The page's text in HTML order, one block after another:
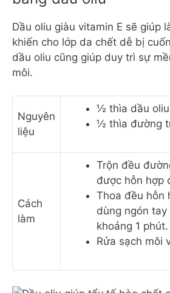
Dầu oliu giàu vitamin E sẽ giúp
khiến cho lớp da chết dễ bị
dầu oliu cũng giúp duy trì sự
môi.
Nguyên
liệu
½ thìa dầu
½ thìa đường
Cách
làm
Trộn đều
được hỗn hợp
Thoa đều hỗn
dùng ngón tay
khoảng 1 phút.
Rửa sạch môi